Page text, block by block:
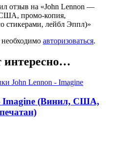
отзыв на «John Lennon —
промо-копия,
стикерами, лейбл Эппл)»
авторизоваться.
интересно…
Imagine (Винил, США,